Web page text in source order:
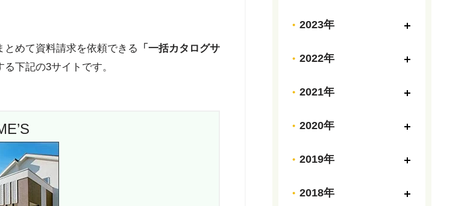
めて資料請求を依頼できる 「一括カタログサ
下記の3サイトです。
2023年
2022年
2021年
2020年
2019年
2018年